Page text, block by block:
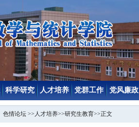
科学研究 人才培养 党群工作 党风廉政
色情论坛 >> 人才培养>>研究生教育>>正文